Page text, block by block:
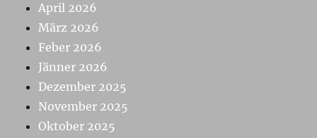
April 2026
März 2026
Feber 2026
Jänner 2026
Dezember 2025
November 2025
Oktober 2025